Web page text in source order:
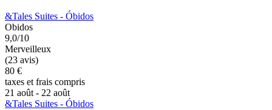
&Tales Suites - Óbidos
Obidos
9,0/10
Merveilleux
(23 avis)
80 €
taxes et frais compris
21 août - 22 août
&Tales Suites - Óbidos